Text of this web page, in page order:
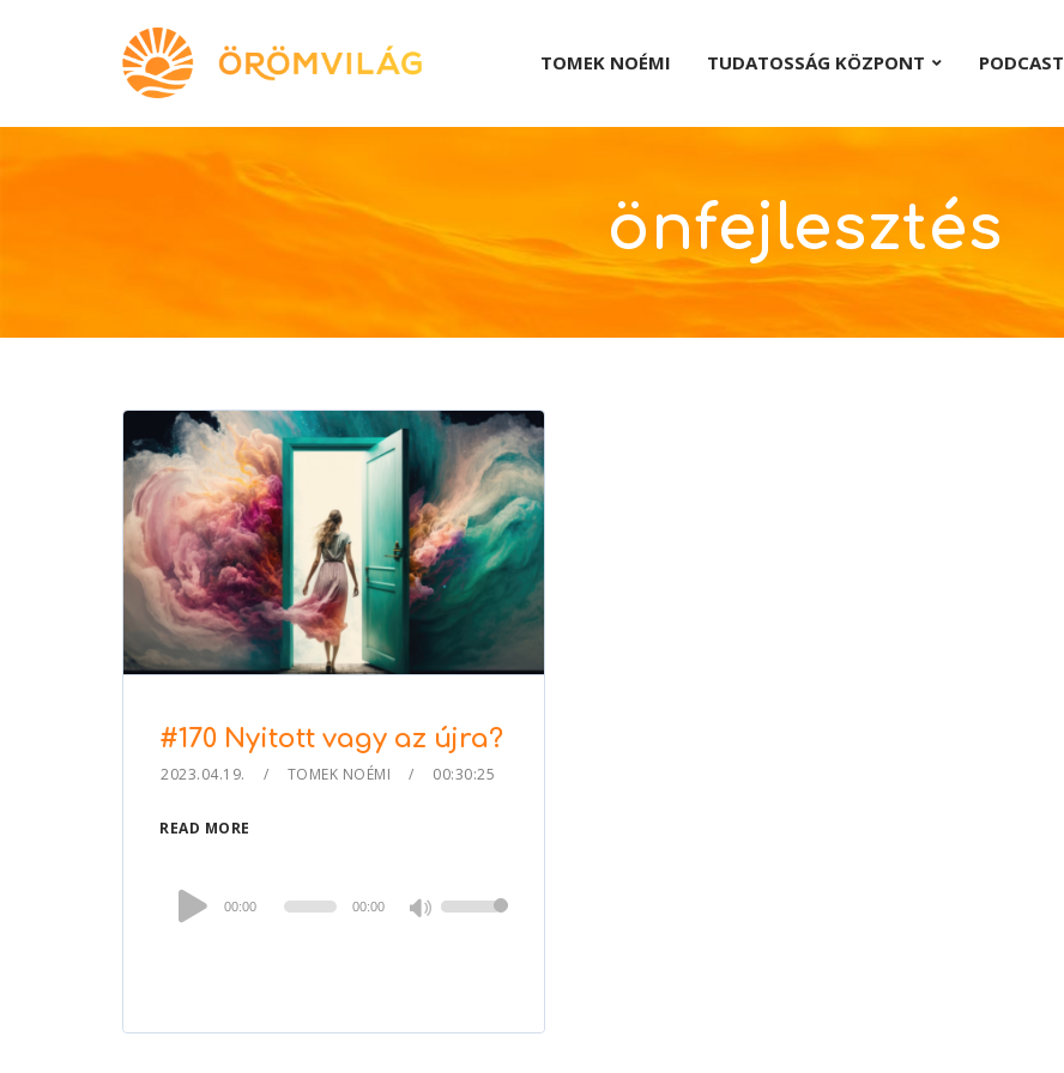
TOMEK NOÉMI TUDATOSSÁG KÖZPONT PODCAST
önfejlesztés
#170 Nyitott vagy az újra?
2023.04.19. TOMEK NOÉMI 00:30:25
READ MORE
Audio
Player
00:00 00:00
Use
to